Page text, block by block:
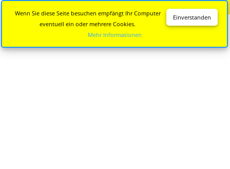
Einverstanden
Wenn Sie diese Seite besuchen empfängt Ihr Computer
eventuell ein oder mehrere Cookies.
Mehr Informationen